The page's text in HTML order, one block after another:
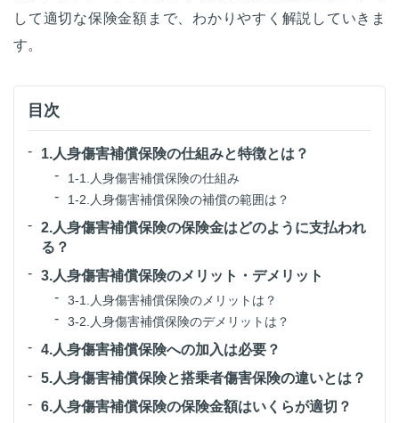
して適切な保険金額まで、わかりやすく解説していきま
す。
目次
1.人身傷害補償保険の仕組みと特徴とは？
1-1.人身傷害補償保険の仕組み
1-2.人身傷害補償保険の補償の範囲は？
2.人身傷害補償保険の保険金はどのように支払われ
る？
3.人身傷害補償保険のメリット・デメリット
3-1.人身傷害補償保険のメリットは？
3-2.人身傷害補償保険のデメリットは？
4.人身傷害補償保険への加入は必要？
5.人身傷害補償保険と搭乗者傷害保険の違いとは？
6.人身傷害補償保険の保険金額はいくらが適切？